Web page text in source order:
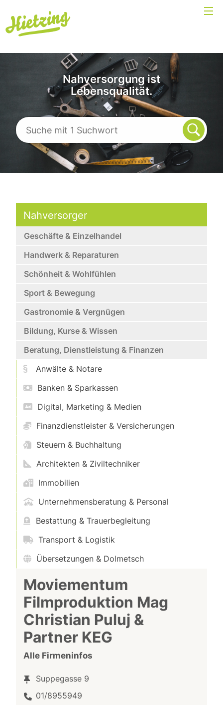
Nahversorgung ist
Lebensqualität.
Nahversorger
Geschäfte & Einzelhandel
Handwerk & Reparaturen
Schönheit & Wohlfühlen
Sport & Bewegung
Gastronomie & Vergnügen
Bildung, Kurse & Wissen
Beratung, Dienstleistung & Finanzen
Anwälte & Notare
Banken & Sparkassen
Digital, Marketing & Medien
Finanzdienstleister & Versicherungen
Steuern & Buchhaltung
Architekten & Ziviltechniker
Immobilien
Unternehmensberatung & Personal
Bestattung & Trauerbegleitung
Transport & Logistik
Übersetzungen & Dolmetsch
Moviementum
Filmproduktion Mag
Christian Puluj &
Partner KEG
Alle Firmeninfos
Suppegasse 9
01/8955949